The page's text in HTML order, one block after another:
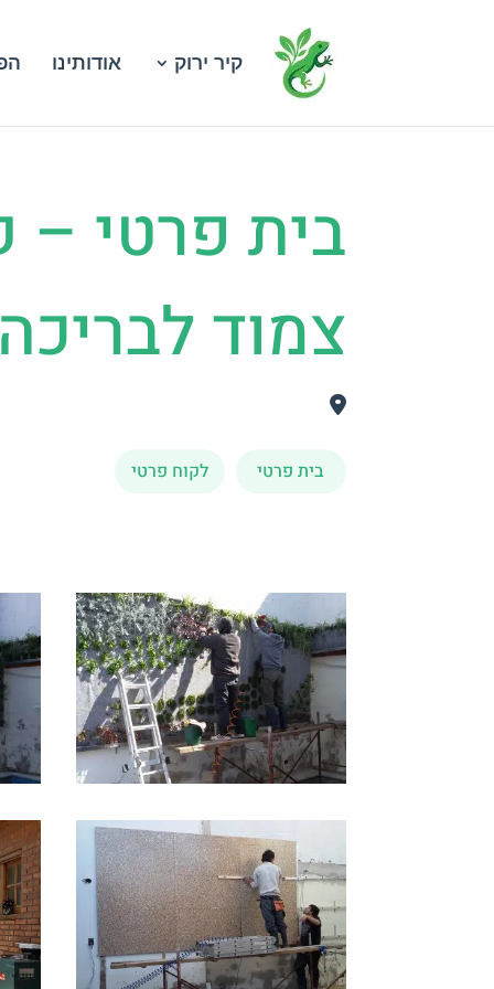
קיר ירוק אודותינו
בית פרטי –
צמוד
בית פרטי לקוח פרטי